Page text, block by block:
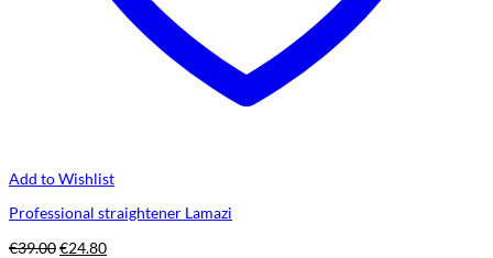
Add to Wishlist
Professional straightener Lamazi
€39.00Original
€24.80Η